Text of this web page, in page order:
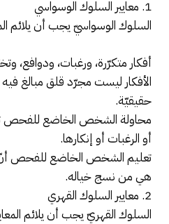
1. معايير السلوك الوسواسي
السلوك الوسواسيّ يجب أن يلائم
أفكار متكرّرة، ورغبات، ودوافع،
الأفكار ليست مجرّد قلق مبالغ
حقيقيّة.
محاولة الشخص الخاضع للفحص
أو الرغبات أو إنكارها.
تعليم الشخص الخاضع للفحص أنّ
هي من نسج خياله.
2. معايير السلوك القهري
السلوك القهريّ يجب أن يلائم